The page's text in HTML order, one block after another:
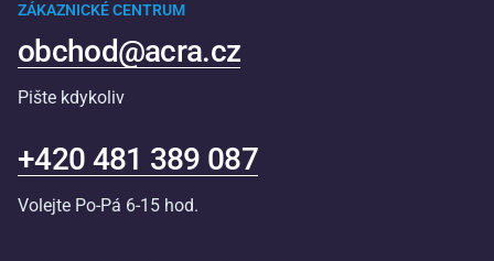
ZÁKAZNICKÉ CENTRUM
obchod@acra.cz
Pište kdykoliv
+420 481 389 087
Volejte Po-Pá 6-15 hod.